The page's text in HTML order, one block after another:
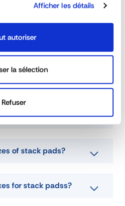
Afficher les détails
autoriser
la sélection
Refuser
& ANSWERS
capacity of a stack
of stack pads?
for stack padss?